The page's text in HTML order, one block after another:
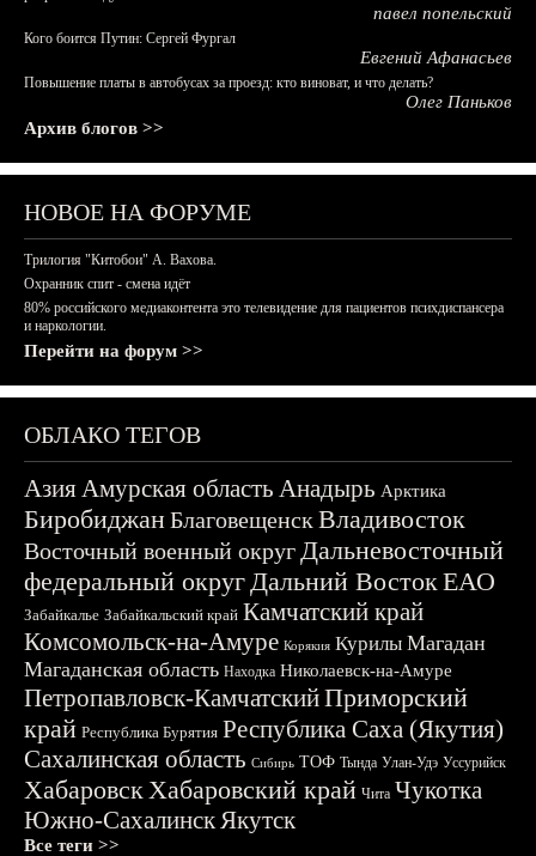
павел попельский
Кого боится Путин: Сергей Фургал
Евгений Афанасьев
Повышение платы в автобусах за проезд: кто виноват, и что делать?
Олег Паньков
Архив блогов >>
НОВОЕ НА ФОРУМЕ
Трилогия "Китобои" А. Вахова.
Охранник спит - смена идёт
80% российского медиаконтента это телевидение для пациентов психдиспансера
и наркологии.
Перейти на форум >>
ОБЛАКО ТЕГОВ
АзияАмурская область Анадырь Арктика
БиробиджанБлаговещенскВладивосток
Восточный военный округДальневосточный
федеральный округДальний ВостокЕАО
Забайкалье Забайкальский край Камчатский край
Комсомольск-на-Амуре Корякия Курилы Магадан
Магаданская область Находка Николаевск-на-Амуре
Петропавловск-КамчатскийПриморский
край Республика Бурятия Республика Саха (Якутия)
Сахалинская область Сибирь ТОФ Тында Улан-Удэ Уссурийск
ХабаровскХабаровский край Чита Чукотка
Южно-СахалинскЯкутск
Все теги >>